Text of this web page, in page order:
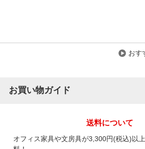
す
レビュー数
平均評価 5.0
おす
お買い物ガイド
送料について
オフィス家具や文房具が3,300円(税込)以